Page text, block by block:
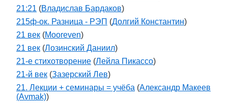
21:21 (Владислав Бардаков)
215ф-ок. Разница - РЭП (Долгий Константин)
21 век (Mooreven)
21 век (Лозинский Даниил)
21-е стихотворение (Лейла Пикассо)
21-й век (Зазерский Лев)
21. Лекции + семинары = учёба (Александр Макеев
(Avmak))